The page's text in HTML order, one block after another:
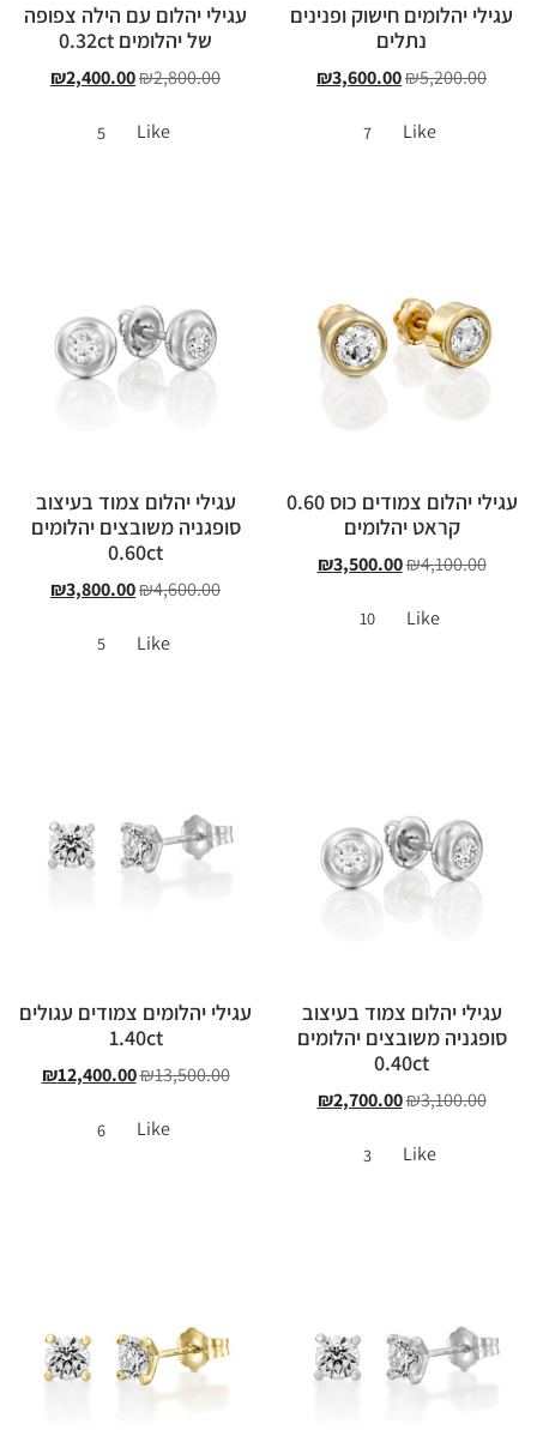
עגילי יהלומים חישוק ופנינים
נתלים
₪5,200.00
₪3,600.00
Like
7
עגילי יהלום עם הילה צפופה
של יהלומים 0.32ct
₪2,800.00
₪2,400.00
Like
5
עגילי יהלום צמודים כוס 0.60
קראט יהלומים
₪4,100.00
₪3,500.00
Like
10
עגילי יהלום צמוד בעיצוב
סופגניה משובצים יהלומים
0.60ct
₪4,600.00
₪3,800.00
Like
5
עגילי יהלום צמוד בעיצוב
סופגניה משובצים יהלומים
0.40ct
₪3,100.00
₪2,700.00
Like
3
עגילי יהלומים צמודים עגולים
1.40ct
₪13,500.00
₪12,400.00
Like
6